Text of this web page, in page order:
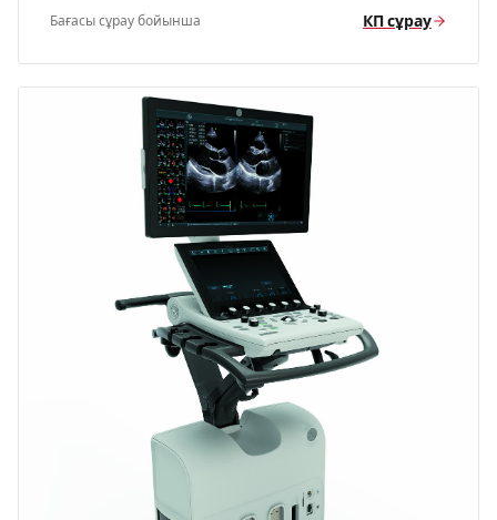
Бағасы сұрау бойынша КП сұрау